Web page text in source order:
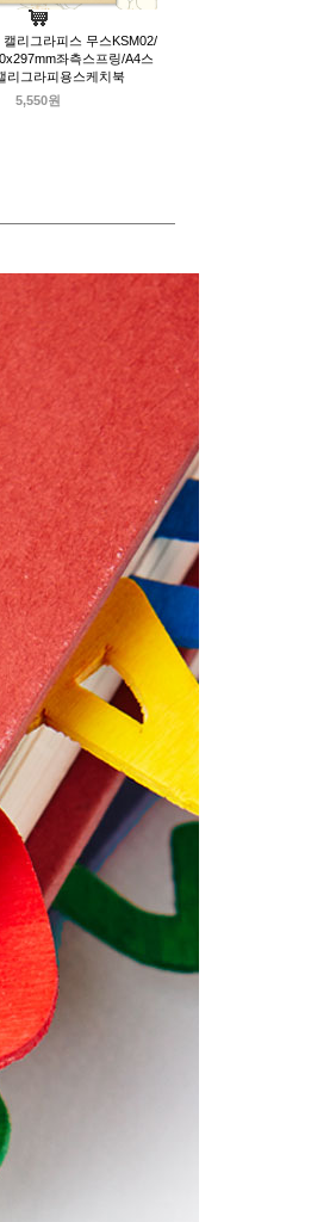
리그라피스 무스KSM02/
좌측스프링/A4스
리그라피용스케치북
5,550원